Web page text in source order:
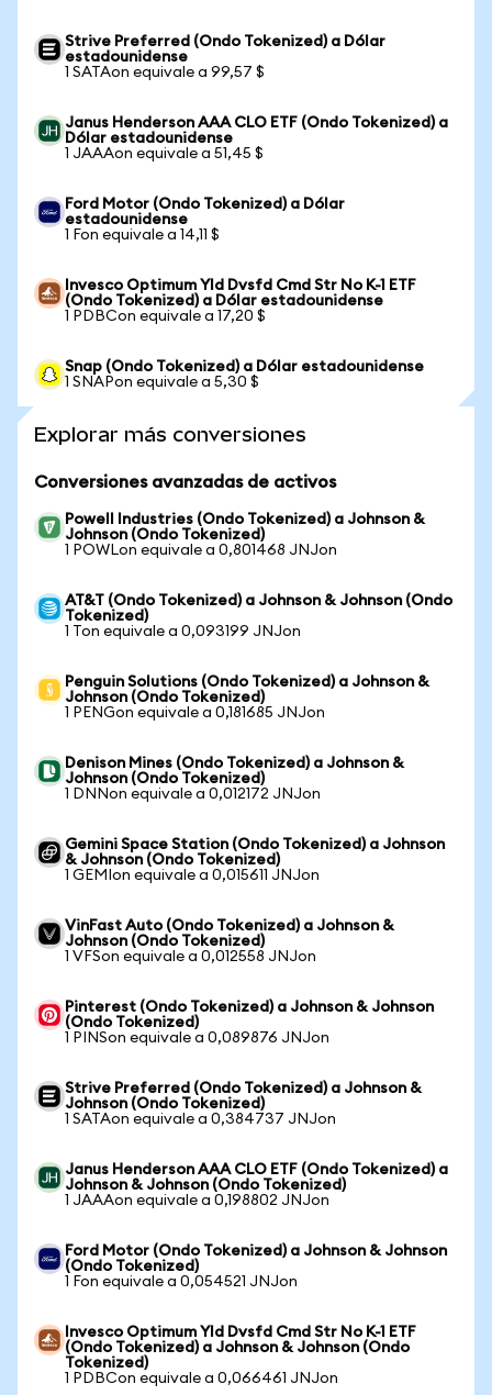
Strive Preferred (Ondo Tokenized) a Dólar
estadounidense
1 SATAon equivale a 99,57 $
Janus Henderson AAA CLO ETF (Ondo Tokenized) a
Dólar estadounidense
1 JAAAon equivale a 51,45 $
Ford Motor (Ondo Tokenized) a Dólar
estadounidense
1 Fon equivale a 14,11 $
Invesco Optimum Yld Dvsfd Cmd Str No K-1 ETF
(Ondo Tokenized) a Dólar estadounidense
1 PDBCon equivale a 17,20 $
Snap (Ondo Tokenized) a Dólar estadounidense
1 SNAPon equivale a 5,30 $
Explorar más conversiones
Conversiones avanzadas de activos
Powell Industries (Ondo Tokenized) a Johnson &
Johnson (Ondo Tokenized)
1 POWLon equivale a 0,801468 JNJon
AT&T (Ondo Tokenized) a Johnson & Johnson (Ondo
Tokenized)
1 Ton equivale a 0,093199 JNJon
Penguin Solutions (Ondo Tokenized) a Johnson &
Johnson (Ondo Tokenized)
1 PENGon equivale a 0,181685 JNJon
Denison Mines (Ondo Tokenized) a Johnson &
Johnson (Ondo Tokenized)
1 DNNon equivale a 0,012172 JNJon
Gemini Space Station (Ondo Tokenized) a Johnson
& Johnson (Ondo Tokenized)
1 GEMIon equivale a 0,015611 JNJon
VinFast Auto (Ondo Tokenized) a Johnson &
Johnson (Ondo Tokenized)
1 VFSon equivale a 0,012558 JNJon
Pinterest (Ondo Tokenized) a Johnson & Johnson
(Ondo Tokenized)
1 PINSon equivale a 0,089876 JNJon
Strive Preferred (Ondo Tokenized) a Johnson &
Johnson (Ondo Tokenized)
1 SATAon equivale a 0,384737 JNJon
Janus Henderson AAA CLO ETF (Ondo Tokenized) a
Johnson & Johnson (Ondo Tokenized)
1 JAAAon equivale a 0,198802 JNJon
Ford Motor (Ondo Tokenized) a Johnson & Johnson
(Ondo Tokenized)
1 Fon equivale a 0,054521 JNJon
Invesco Optimum Yld Dvsfd Cmd Str No K-1 ETF
(Ondo Tokenized) a Johnson & Johnson (Ondo
Tokenized)
1 PDBCon equivale a 0,066461 JNJon